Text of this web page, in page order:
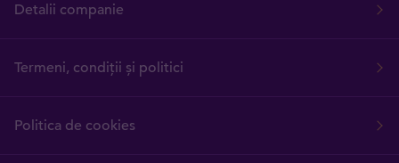
Detalii companie
Termeni, condiții și politici
Politica de cookies